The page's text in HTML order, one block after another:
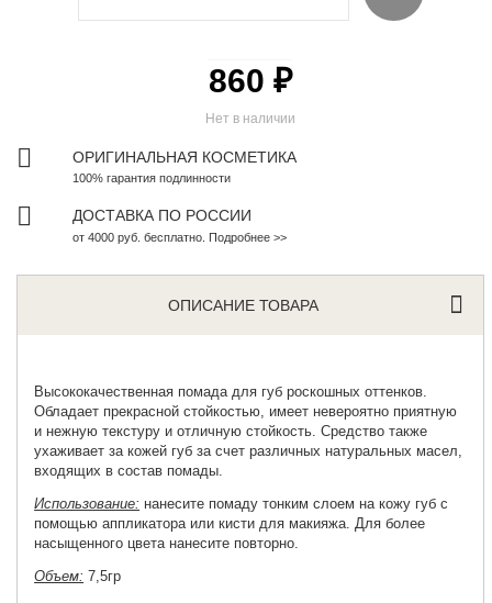
Нет в наличии
860 ₽
ОРИГИНАЛЬНАЯ КОСМЕТИКА
100% гарантия подлинности
ДОСТАВКА ПО РОССИИ
от 4000 руб. бесплатно. Подробнее >>
ОПИСАНИЕ ТОВАРА
Высококачественная помада для губ роскошных оттенков.
Обладает прекрасной стойкостью, имеет невероятно приятную
и нежную текстуру и отличную стойкость. Средство также
ухаживает за кожей губ за счет различных натуральных масел,
входящих в состав помады.
Использование: нанесите помаду тонким слоем на кожу губ с
помощью аппликатора или кисти для макияжа. Для более
насыщенного цвета нанесите повторно.
Объем: 7,5гр